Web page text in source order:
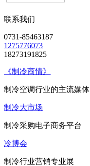
联系我们
0731-85463187
1275776073
18273191825
《制冷商情》
制冷空调行业的主流媒体
制冷大市场
制冷采购电子商务平台
冷博会
制冷行业营销专业展